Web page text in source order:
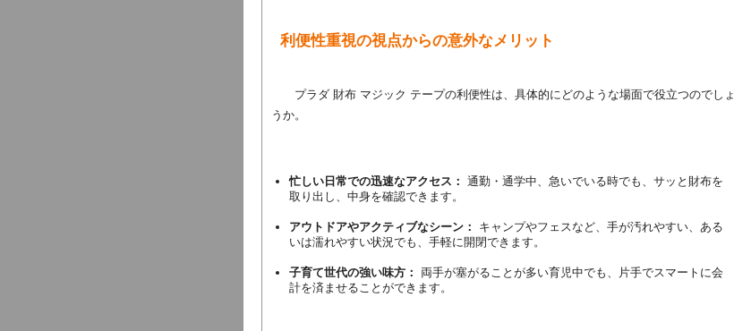
利便性重視の視点からの意外なメリット
プラダ 財布 マジック テープの利便性は、具体的にどのような場面で役立つのでしょ
うか。
忙しい日常での迅速なアクセス： 通勤・通学中、急いでいる時でも、サッと財布を
取り出し、中身を確認できます。
アウトドアやアクティブなシーン：
キャンプやフェスなど、手が汚れやすい、ある
いは濡れやすい状況でも、手軽に開閉できます。
子育て世代の強い味方： 両手が塞がることが多い育児中でも、片手でスマートに会
計を済ませることができます。